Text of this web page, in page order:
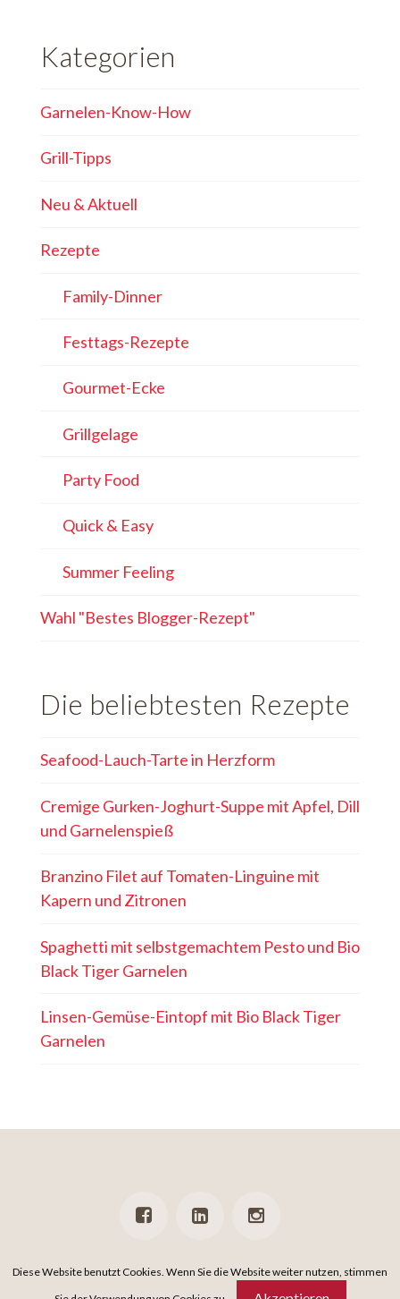
Kategorien
Garnelen-Know-How
Grill-Tipps
Neu & Aktuell
Rezepte
Family-Dinner
Festtags-Rezepte
Gourmet-Ecke
Grillgelage
Party Food
Quick & Easy
Summer Feeling
Wahl "Bestes Blogger-Rezept"
Die beliebtesten Rezepte
Seafood-Lauch-Tarte in Herzform
Cremige Gurken-Joghurt-Suppe mit Apfel, Dill
und Garnelenspieß
Branzino Filet auf Tomaten-Linguine mit
Kapern und Zitronen
Spaghetti mit selbstgemachtem Pesto und Bio
Black Tiger Garnelen
Linsen-Gemüse-Eintopf mit Bio Black Tiger
Garnelen
PRESSE NEWSLETTER DATENSCHUTZ IMPRESSUM
Diese Website benutzt Cookies. Wenn Sie die Website weiter nutzen, stimmen